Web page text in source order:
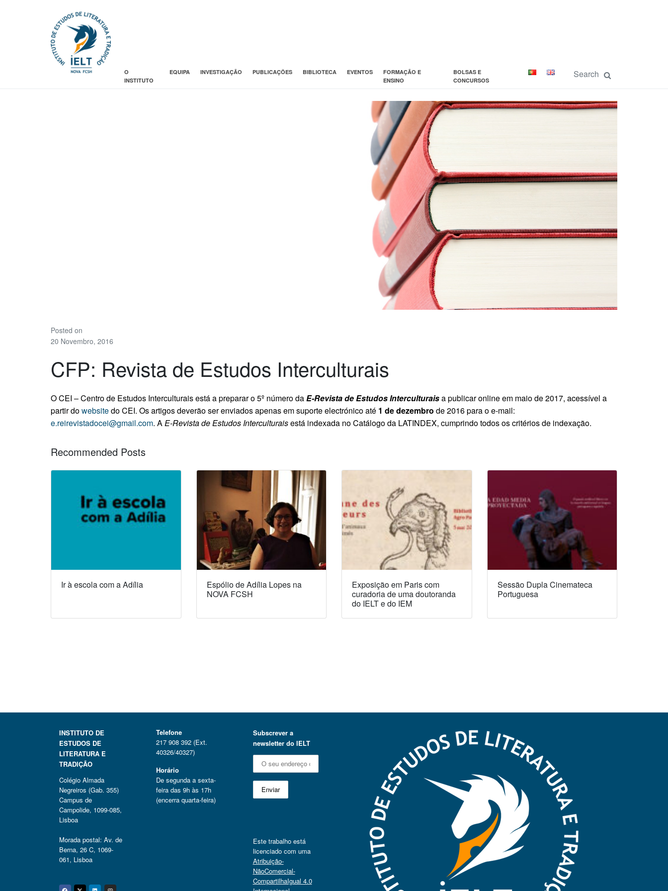
O
INSTITUTO
EQUIPA INVESTIGAÇÃO PUBLICAÇÕES BIBLIOTECA EVENTOS
FORMAÇÃO E
ENSINO
BOLSAS E
CONCURSOS
Posted on
20 Novembro, 2016
CFP: Revista de Estudos Interculturais
O CEI – Centro de Estudos Interculturais está a preparar o 5º número daE-Revista de Estudos Interculturaisa publicar online em maio de 2017, acessível a
partir dowebsitedo CEI. Os artigos deverão ser enviados apenas em suporte electrónico até 1 de dezembro de 2016 para o e-mail:
e.reirevistadocei@gmail.com. AE-Revista de Estudos Interculturaisestá indexada no Catálogo da LATINDEX, cumprindo todos os critérios de indexação.
Recommended Posts
Ir à escola com a Adília
Espólio de Adília Lopes na
NOVA FCSH
Exposição em Paris com
curadoria de uma doutoranda
do IELT e do IEM
Sessão Dupla Cinemateca
Portuguesa
INSTITUTO DE
ESTUDOS DE
LITERATURA E
TRADIÇÃO
Colégio Almada
Negreiros (Gab. 355)
Campus de
Campolide, 1099-085,
Lisboa
Morada postal: Av. de
Berna, 26 C, 1069-
061, Lisboa
Telefone
217 908 392 (Ext.
40326/40327)
Horário
De segunda a sexta-
feira das 9h às 17h
(encerra quarta-feira)
Subscrever a
newsletter do IELT
Este trabalho está
licenciado com uma
Atribuição-
NãoComercial-
CompartilhaIgual 4.0